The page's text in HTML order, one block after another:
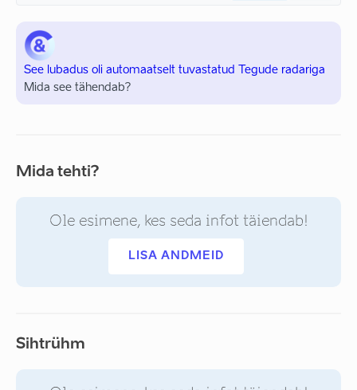
See lubadus oli automaatselt tuvastatud Tegude radariga
Mida see tähendab?
Mida tehti?
Ole esimene, kes seda infot täiendab!
LISA ANDMEID
Sihtrühm